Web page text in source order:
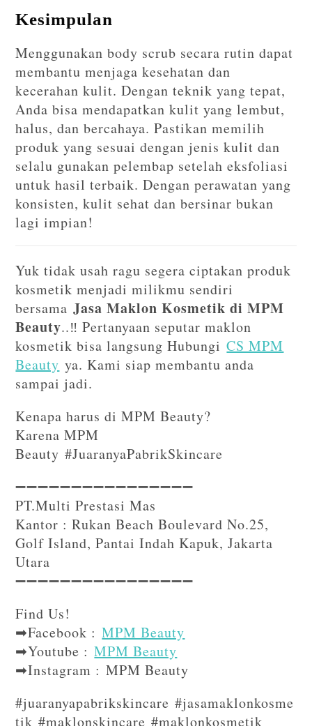
Kesimpulan
Menggunakan body scrub secara rutin dapat
membantu menjaga kesehatan dan
kecerahan kulit. Dengan teknik yang tepat,
Anda bisa mendapatkan kulit yang lembut,
halus, dan bercahaya. Pastikan memilih
produk yang sesuai dengan jenis kulit dan
selalu gunakan pelembap setelah eksfoliasi
untuk hasil terbaik. Dengan perawatan yang
konsisten, kulit sehat dan bersinar bukan
lagi impian!
Yuk tidak usah ragu segera ciptakan produk
kosmetik menjadi milikmu sendiri
bersamaJasa Maklon Kosmetik di MPM
Beauty..‼️ Pertanyaan seputar maklon
kosmetik bisa langsung HubungiCS MPM
Beauty ya. Kami siap membantu anda
sampai jadi.
Kenapa harus di MPM Beauty?
Karena MPM
Beauty #JuaranyaPabrikSkincare
➖➖➖➖➖➖➖➖➖➖➖➖➖➖➖➖⁣⁣
PT.Multi Prestasi Mas
Kantor : Rukan Beach Boulevard No.25,
Golf Island, Pantai Indah Kapuk, Jakarta
Utara
➖➖➖➖➖➖➖➖➖➖➖➖➖➖➖➖⁣⁣⁣
Find Us!⁣⁣⁣
➡Facebook :MPM Beauty
➡Youtube :MPM Beauty
➡Instagram : MPM Beauty
#juaranyapabrikskincare #jasamaklonkosme
tik #maklonskincare #maklonkosmetik